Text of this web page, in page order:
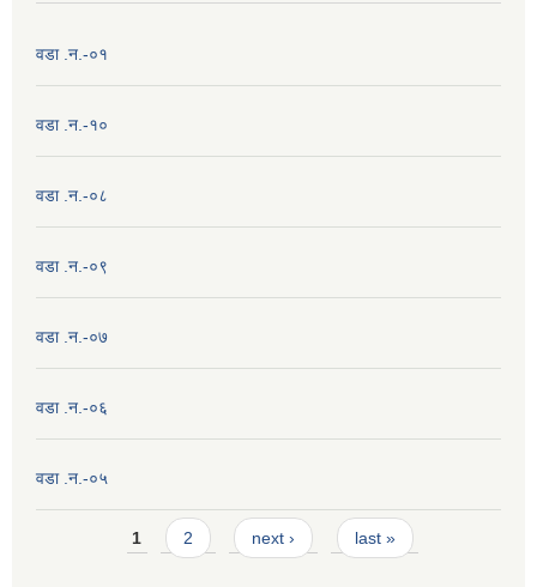
वडा .न.-०१
वडा .न.-१०
वडा .न.-०८
वडा .न.-०९
वडा .न.-०७
वडा .न.-०६
वडा .न.-०५
Pages1 2 next › last »